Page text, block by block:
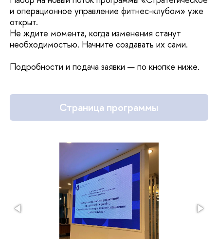
и операционное управление фитнес-клубом» уже
открыт.
Не ждите момента, когда изменения станут
необходимостью. Начните создавать их сами.
Подробности и подача заявки — по кнопке ниже.
Страница программы